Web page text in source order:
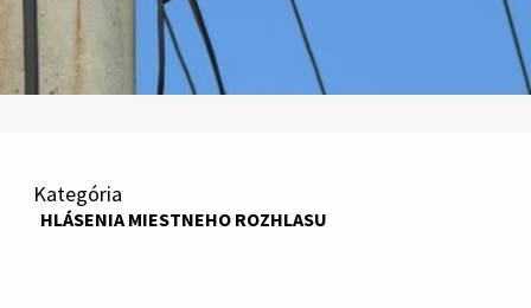
Kategória
HLÁSENIA MIESTNEHO ROZHLASU